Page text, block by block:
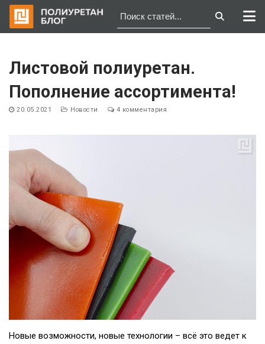
содержимому
Листовой полиуретан.
Пополнение ассортимента!
20.05.2021 Новости 4 комментария
Новые возможности, новые технологии – всё это ведет к